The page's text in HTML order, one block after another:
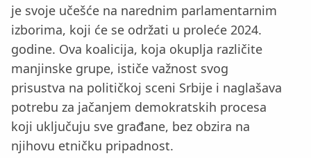
je svoje učešće na narednim parlamentarnim
izborima, koji će se održati u proleće 2024.
godine. Ova koalicija, koja okuplja različite
manjinske grupe, ističe važnost svog
prisustva na političkoj sceni Srbije i naglašava
potrebu za jačanjem demokratskih procesa
koji uključuju sve građane, bez obzira na
njihovu etničku pripadnost.